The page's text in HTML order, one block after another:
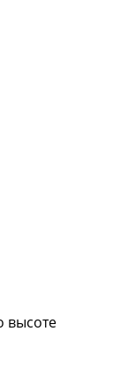
высоте